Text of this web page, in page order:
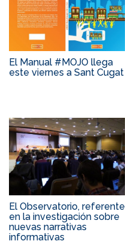
El Manual #MOJO llega
este viernes a Sant Cugat
El Observatorio, referente
en la investigación sobre
nuevas narrativas
informativas